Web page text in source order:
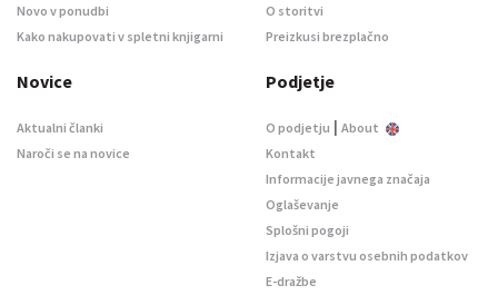
Novo v ponudbi
Kako nakupovati v spletni knjigarni
O storitvi
Preizkusi brezplačno
Novice
Aktualni članki
Naroči se na novice
Podjetje
O podjetju | About
Kontakt
Informacije javnega značaja
Oglaševanje
Splošni pogoji
Izjava o varstvu osebnih podatkov
E-dražbe